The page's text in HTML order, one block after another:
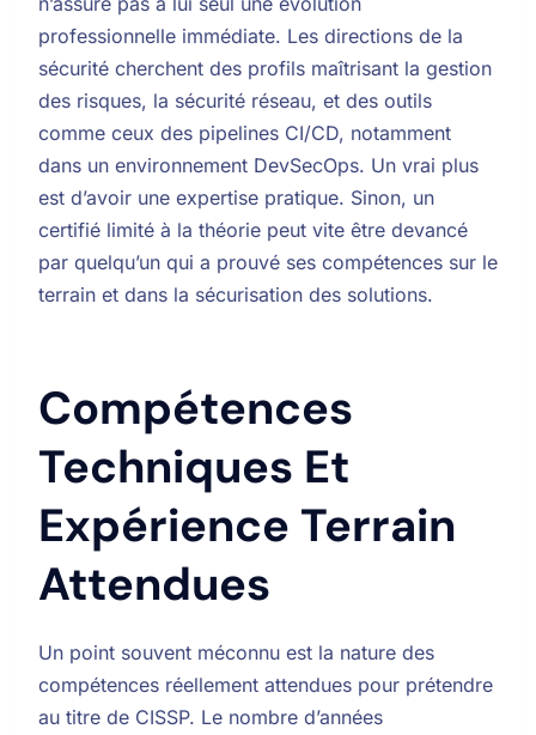
professionnelle immédiate. Les directions de la
sécurité cherchent des profils maîtrisant la gestion
des risques, la sécurité réseau, et des outils
comme ceux des pipelines CI/CD, notamment
dans un environnement DevSecOps. Un vrai plus
est d’avoir une expertise pratique. Sinon, un
certifié limité à la théorie peut vite être devancé
par quelqu’un qui a prouvé ses compétences sur le
terrain et dans la sécurisation des solutions.
Compétences
Techniques Et
Expérience Terrain
Attendues
Un point souvent méconnu est la nature des
compétences réellement attendues pour prétendre
au titre de CISSP. Le nombre d’années